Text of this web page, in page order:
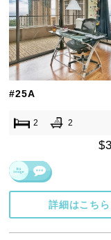
#25A
2 2
詳細はこちら